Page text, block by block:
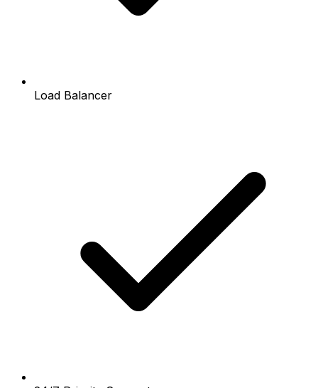
Load Balancer